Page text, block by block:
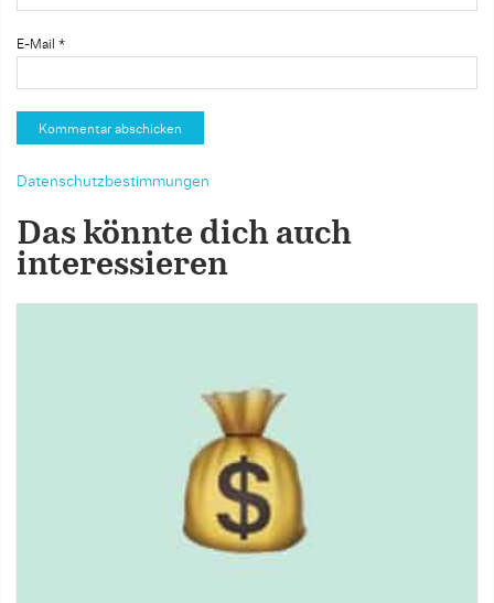
E-Mail *
Datenschutzbestimmungen
Das könnte dich auch
interessieren